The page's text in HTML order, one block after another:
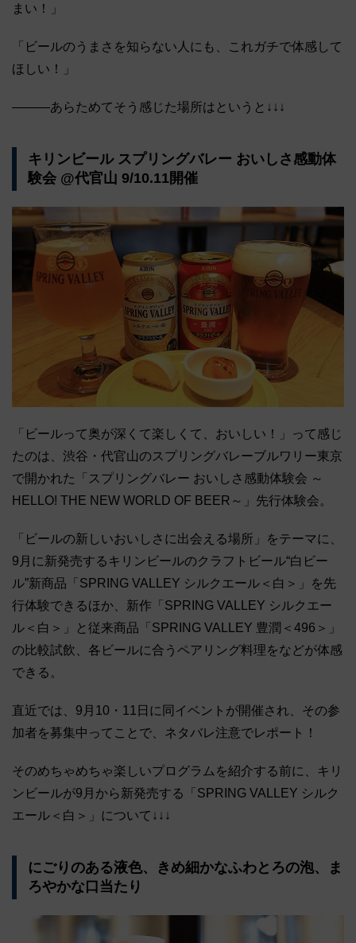
まい！」
「ビールのうまさを知らない人にも、これガチで体感して
ほしい！」
―――あらためてそう感じた場所はというと↓↓↓
キリンビール スプリングバレー おいしさ感動体
験会 @代官山 9/10.11開催
「ビールって奥が深くて楽しくて、おいしい！」って感じ
たのは、渋谷・代官山のスプリングバレーブルワリー東京
で開かれた「スプリングバレー おいしさ感動体験会 ～
HELLO! THE NEW WORLD OF BEER～」先行体験会。
「ビールの新しいおいしさに出会える場所」をテーマに、
9月に新発売するキリンビールのクラフトビール“白ビー
ル”新商品「SPRING VALLEY シルクエール＜白＞」を先
行体験できるほか、新作「SPRING VALLEY シルクエー
ル＜白＞」と従来商品「SPRING VALLEY 豊潤＜496＞」
の比較試飲、各ビールに合うペアリング料理をなどが体感
できる。
直近では、9月10・11日に同イベントが開催され、その参
加者を募集中ってことで、ネタバレ注意でレポート！
そのめちゃめちゃ楽しいプログラムを紹介する前に、キリ
ンビールが9月から新発売する「SPRING VALLEY シルク
エール＜白＞」について↓↓↓
にごりのある液色、きめ細かなふわとろの泡、ま
ろやかな口当たり